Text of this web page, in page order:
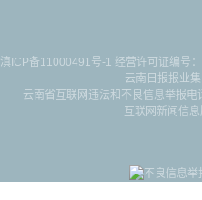
滇ICP备11000491号-1 经营许可证编号
云南日报报业
云南省互联网违法和不良信息举报
互联网新闻信